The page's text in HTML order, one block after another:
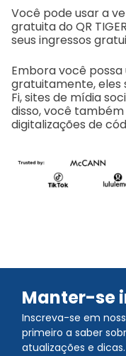
Você pode usar a
gratuita do QR
seus ingressos
Embora você
gratuitamente, eles
Fi, sites de mídia
disso, você
digitalizações de
Manter-se
Inscreva-se em
primeiro a saber
atualizações e dicas.